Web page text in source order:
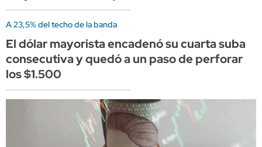
A 23,5% del techo de la banda
El dólar mayorista encadenó su cuarta suba
consecutiva y quedó a un paso de perforar
los $1.500